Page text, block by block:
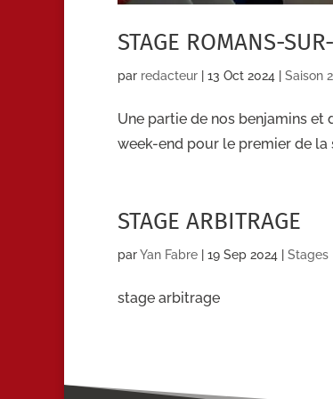
STAGE ROMANS-
par redacteur | 13 Oct 2024 | Saison
Une partie de nos benjamins
week-end pour le premier de la
STAGE ARBITRAGE
parYan Fabre | 19 Sep 2024 | Stages
stage arbitrage